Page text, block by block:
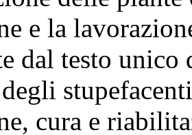
e la
dal testo
cura e